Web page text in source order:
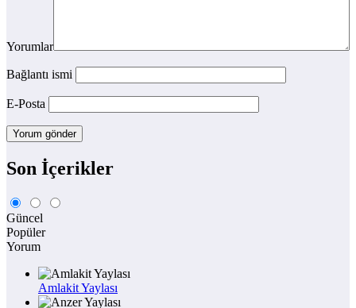
Yorumlar
Bağlantı ismi
E-Posta
Son İçerikler
Güncel
Popüler
Yorum
Amlakit Yaylası